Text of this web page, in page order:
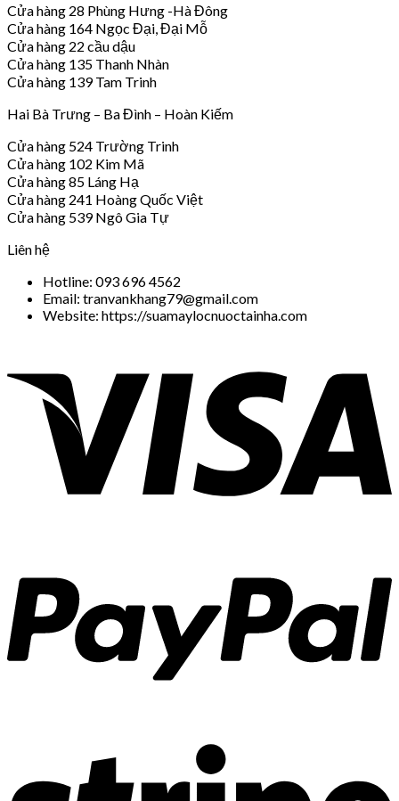
Cửa hàng 28 Phùng Hưng -Hà Đông
Cửa hàng 164 Ngọc Đại, Đại Mỗ
Cửa hàng 22 cầu dậu
Cửa hàng 135 Thanh Nhàn
Cửa hàng 139 Tam Trinh
Hai Bà Trưng – Ba Đình – Hoàn Kiếm
Cửa hàng 524 Trường Trinh
Cửa hàng 102 Kim Mã
Cửa hàng 85 Láng Hạ
Cửa hàng 241 Hoàng Quốc Việt
Cửa hàng 539 Ngô Gia Tự
Liên hệ
Hotline: 093 696 4562
Email: tranvankhang79@gmail.com
Website: https://suamaylocnuoctainha.com